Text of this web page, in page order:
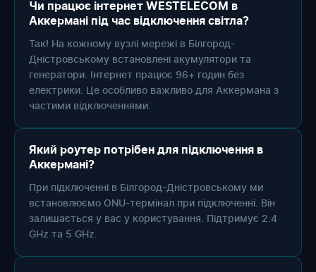
Чи працює інтернет WESTELECOM в
Аккермані під час відключення світла?
Так! На кожному вузлі мережі в Білгород-
Дністровському встановлені акумулятори та
генератори. Інтернет працює 96+ годин без
електрики. Це особливо важливо для Аккермана з
частими відключеннями.
Який роутер потрібен для підключення в
Аккермані?
При підключенні в Білгород-Дністровському ми
встановлюємо ONU-термінал при підключенні. Він
залишається у вас у користування. Підтримує 2.4
GHz та 5 GHz.